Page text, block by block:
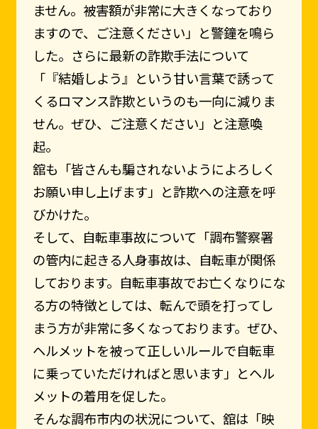
ません。被害額が非常に大きくなっており
ますので、ご注意ください」と警鐘を鳴ら
した。さらに最新の詐欺手法について
「『結婚しよう』という甘い言葉で誘って
くるロマンス詐欺というのも一向に減りま
せん。ぜひ、ご注意ください」と注意喚
起。
舘も「皆さんも騙されないようによろしく
お願い申し上げます」と詐欺への注意を呼
びかけた。
そして、自転車事故について「調布警察署
の管内に起きる人身事故は、自転車が関係
しております。自転車事故でお亡くなりにな
る方の特徴としては、転んで頭を打ってし
まう方が非常に多くなっております。ぜひ、
ヘルメットを被って正しいルールで自転車
に乗っていただければと思います」とヘル
メットの着用を促した。
そんな調布市内の状況について、舘は「映